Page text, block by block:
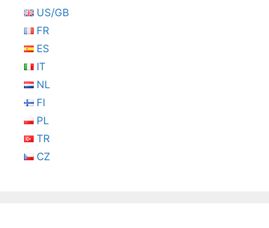
US/GB
FR
ES
IT
NL
FI
PL
TR
CZ